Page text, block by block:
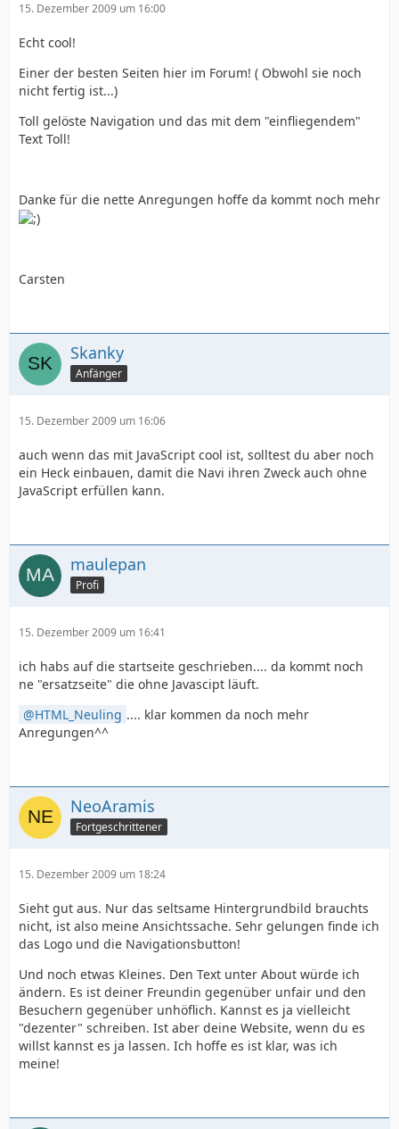
15. Dezember 2009 um 16:00
Echt cool!
Einer der besten Seiten hier im Forum! ( Obwohl sie noch
nicht fertig ist...)
Toll gelöste Navigation und das mit dem "einfliegendem"
Text Toll!
Danke für die nette Anregungen hoffe da kommt noch mehr
Carsten
Skanky
Anfänger
15. Dezember 2009 um 16:06
auch wenn das mit JavaScript cool ist, solltest du aber noch
ein Heck einbauen, damit die Navi ihren Zweck auch ohne
JavaScript erfüllen kann.
maulepan
Profi
15. Dezember 2009 um 16:41
ich habs auf die startseite geschrieben.... da kommt noch
ne "ersatzseite" die ohne Javascipt läuft.
HTML_Neuling .... klar kommen da noch mehr
Anregungen^^
NeoAramis
Fortgeschrittener
15. Dezember 2009 um 18:24
Sieht gut aus. Nur das seltsame Hintergrundbild brauchts
nicht, ist also meine Ansichtssache. Sehr gelungen finde ich
das Logo und die Navigationsbutton!
Und noch etwas Kleines. Den Text unter About würde ich
ändern. Es ist deiner Freundin gegenüber unfair und den
Besuchern gegenüber unhöflich. Kannst es ja vielleicht
"dezenter" schreiben. Ist aber deine Website, wenn du es
willst kannst es ja lassen. Ich hoffe es ist klar, was ich
meine!